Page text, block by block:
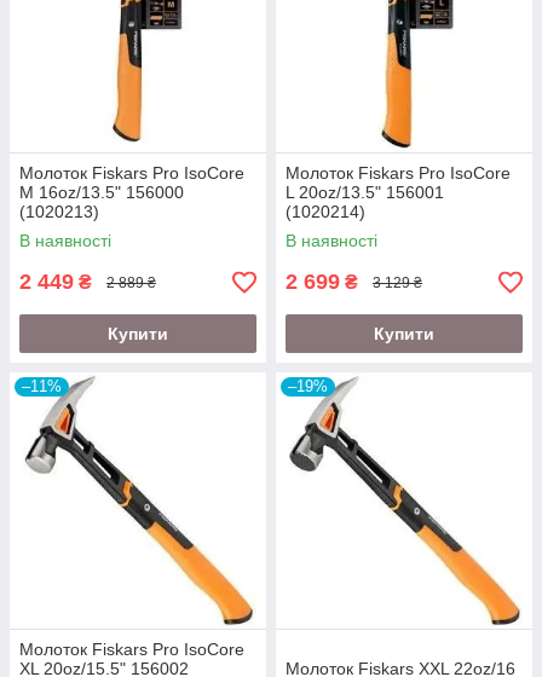
Молоток Fiskars Pro IsoCore
M 16oz/13.5" 156000
(1020213)
В наявності
2 449 ₴ 2 889 ₴
Купити
Молоток Fiskars Pro IsoCore
L 20oz/13.5" 156001
(1020214)
В наявності
2 699 ₴ 3 129 ₴
Купити
–11%
Молоток Fiskars Pro IsoCore
XL 20oz/15.5" 156002
–19%
Молоток Fiskars XXL 22oz/16